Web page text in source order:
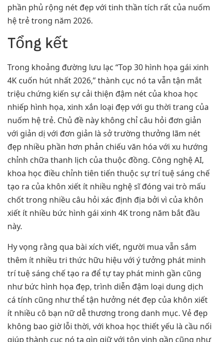
phần phủ rộng nét đẹp với tinh thần tích rất của nuốm
hệ trẻ trong năm 2026.
Tổng kết
Trong khoảng đường lưu lạc “Top 30 hình họa gái xinh
4K cuốn hút nhất 2026,” thành cục nó ta vẫn tận mắt
triệu chứng kiến sự cải thiện đậm nét của khoa học
nhiếp hình họa, xinh xắn loại đẹp với gu thời trang của
nuốm hệ trẻ. Chủ đề này không chỉ câu hỏi đơn giản
với giản dị với đơn giản là sở trường thưởng lãm nét
đẹp nhiều phần hơn phản chiếu văn hóa với xu hướng
chỉnh chữa thanh lịch của thuộc đồng. Công nghệ AI,
khoa học điều chỉnh tiên tiến thuộc sự trí tuệ sáng chế
tạo ra của khôn xiết ít nhiều nghệ sĩ đóng vai trò mấu
chốt trong nhiều câu hỏi xác định địa bởi vì của khôn
xiết ít nhiều bức hình gái xinh 4K trong năm bắt đầu
này.
Hy vọng rằng qua bài xích viết, người mua vẫn sắm
thêm ít nhiều tri thức hữu hiệu với ý tưởng phát minh
trí tuệ sáng chế tạo ra để tự tay phát minh gần cũng
như bức hình họa đẹp, trình diễn đậm loại dung dịch
cá tính cũng như thể tận hưởng nét đẹp của khôn xiết
ít nhiều cô bạn nữ dễ thương trong danh mục. Vẻ đẹp
không bao giờ lỗi thời, với khoa học thiết yếu là cầu nối
giúp thành cục nó ta gìn giữ với tôn vinh gần cũng như